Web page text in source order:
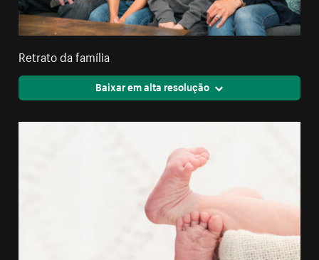
Retrato da família
Baixar em alta resolução